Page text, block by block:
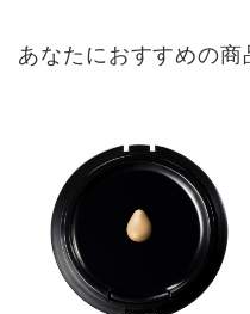
投稿者様
カラー：
髪をカラーする時に一緒に染
んと薄くなってきたような気
した。眉毛のケアも兼ねて。
あなたにおすすめの商